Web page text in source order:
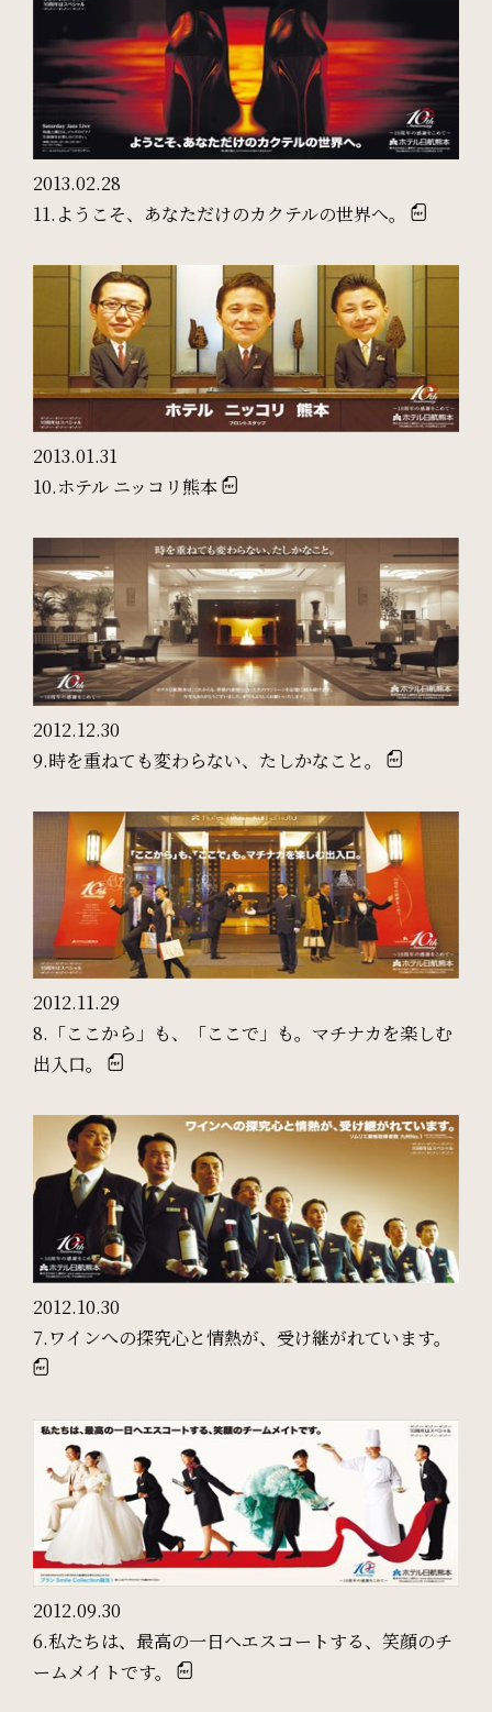
ウエディング
Access
アクセス
Sightseeing
Gallery
フォトギャラリー
One Harmony
会員プログラム「One Harmony」
News
お知らせ
FAQ
よくある質問
SDGs
SDGsへの取り組み
Recruit
採用情報
Contact
お問い合わせ
オンラインショップ
サイトマップ 会社概要
フロアガイド プレスリリース
サイトポリシー ソーシャルメディアポリシー
特定商取引法に基づく表記
2013.02.28
11.ようこそ、あなただけのカクテルの世界へ。
2013.01.31
10.ホテル ニッコリ熊本
2012.12.30
9.時を重ねても変わらない、たしかなこと。
2012.11.29
8.「ここから」も、「ここで」も。マチナカを楽しむ
出入口。
2012.10.30
7.ワインへの探究心と情熱が、受け継がれています。
2012.09.30
6.私たちは、最高の一日へエスコートする、笑顔のチ
ームメイトです。